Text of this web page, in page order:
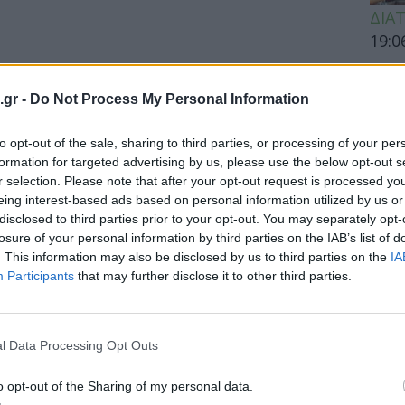
- Do Not Process My Personal Information
opt-out of the sale, sharing to third parties, or processing of your
for targeted advertising by us, please use the below opt-out
selection. Please note that after your opt-out request is processed
interest-based ads based on personal information utilized by us
to third parties prior to your opt-out. You may separately
of your personal information by third parties on the IAB’s list of
This information may also be disclosed by us to third parties on the
Participants that may further disclose it to other third parties.
Data Processing Opt Outs
opt-out of the Sharing of my personal data.
για την καρδιά από το 600 μ.Χ.
γυάλινα, που περιέχουν ίχνη
την καρδιά, ήρθαν στο φως στη